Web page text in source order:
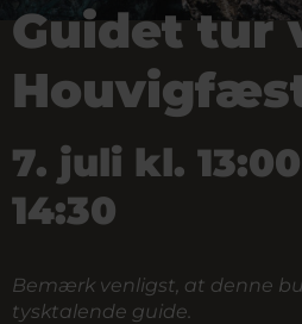
Guidet tur
7. juli kl.
14:30
Bemærk venligst, at denne
tysktalende guide.